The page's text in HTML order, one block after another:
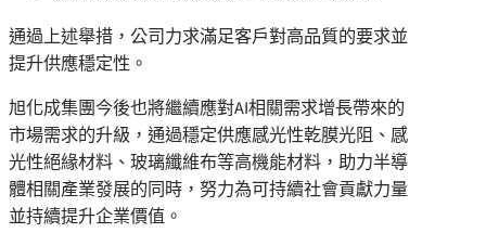
通過上述舉措，公司力求滿足客戶對高品質的要求並
提升供應穩定性。
旭化成集團今後也將繼續應對AI相關需求增長帶來的
市場需求的升級，通過穩定供應感光性乾膜光阻、感
光性絕緣材料、玻璃纖維布等高機能材料，助力半導
體相關產業發展的同時，努力為可持續社會貢獻力量
並持續提升企業價值。